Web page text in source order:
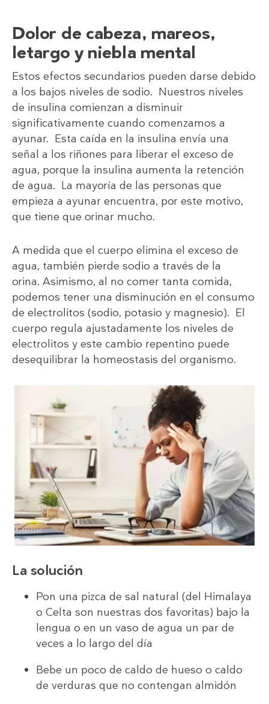
Dolor de cabeza, mareos,
letargo y niebla mental
Estos efectos secundarios pueden darse debido
a los bajos niveles de sodio. Nuestros niveles
de insulina comienzan a disminuir
significativamente cuando comenzamos a
ayunar. Esta caída en la insulina envía una
señal a los riñones para liberar el exceso de
agua, porque la insulina aumenta la retención
de agua. La mayoría de las personas que
empieza a ayunar encuentra, por este motivo,
que tiene que orinar mucho.
A medida que el cuerpo elimina el exceso de
agua, también pierde sodio a través de la
orina. Asimismo, al no comer tanta comida,
podemos tener una disminución en el consumo
de electrolitos (sodio, potasio y magnesio). El
cuerpo regula ajustadamente los niveles de
electrolitos y este cambio repentino puede
desequilibrar la homeostasis del organismo.
La solución
Pon una pizca de sal natural (del Himalaya
o Celta son nuestras dos favoritas) bajo la
lengua o en un vaso de agua un par de
veces a lo largo del día
Bebe un poco de caldo de hueso o caldo
de verduras que no contengan almidón